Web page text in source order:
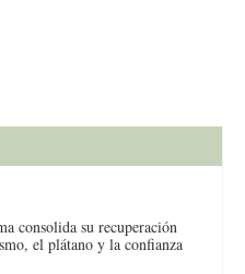
consolida su recuperación
el plátano y la confianza